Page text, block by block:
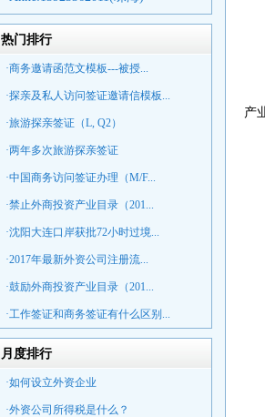
热门排行
·商务邀请函范文模板---被授...
·探亲及私人访问签证邀请信模板...
·旅游探亲签证（L, Q2）
·两年多次旅游探亲签证
·中国商务访问签证办理（M/F...
·禁止外商投资产业目录（201...
·沈阳大连口岸获批72小时过境...
·2017年最新外资公司注册流...
·鼓励外商投资产业目录（201...
·工作签证和商务签证有什么区别...
月度排行
·如何设立外资企业
·外资公司所得税是什么？
产